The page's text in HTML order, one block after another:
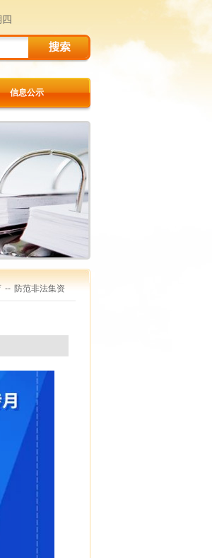
信息公示
-- 防范非法集资